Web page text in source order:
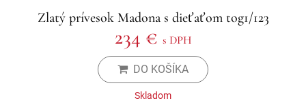
Zlatý prívesok Madona s dieťaťom tog1/123
234 € s DPH
DO KOŠÍKA
Skladom